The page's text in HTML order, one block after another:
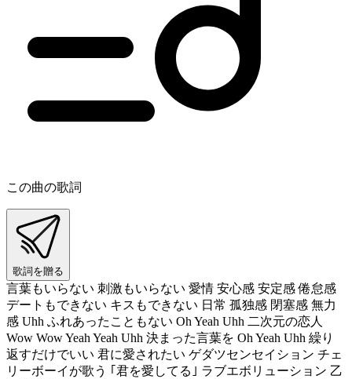
この曲の歌詞
歌詞を贈る
言葉もいらない 刺激もいらない 愛情 安心感 安定感 倦怠感
デートもできない キスもできない 日常 孤独感 閉塞感 無力
感 Uhh ふれあったこともない Oh Yeah Uhh 二次元の恋人
Wow Wow Yeah Yeah Uhh 決まった言葉を Oh Yeah Uhh 繰り
返すだけでいい 君に愛されたい ゲダツセンセイション チェ
リーボーイが歌う ｢君を愛してる｣ ラブエボリューション 乙